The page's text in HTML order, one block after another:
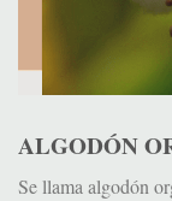
ALGODÓN
Se llama algodón